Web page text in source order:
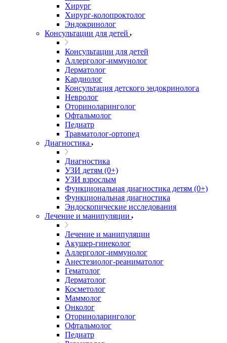
Хирург
Хирург-колопроктолог
Эндокринолог
Консультации для детей
Консультации для детей
Аллерголог-иммунолог
Дерматолог
Кардиолог
Консультация детского эндокринолога
Невролог
Оториноларинголог
Офтальмолог
Педиатр
Травматолог-ортопед
Диагностика
Диагностика
УЗИ детям (0+)
УЗИ взрослым
Функциональная диагностика детям (0+)
Функциональная диагностика
Эндоскопические исследования
Лечение и манипуляции
Лечение и манипуляции
Акушер-гинеколог
Аллерголог-иммунолог
Анестезиолог-реаниматолог
Гематолог
Дерматолог
Косметолог
Маммолог
Онколог
Оториноларинголог
Офтальмолог
Педиатр